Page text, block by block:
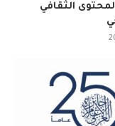
الثقافي